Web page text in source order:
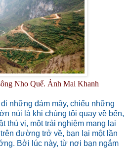
Nho Quế. Ảnh Mai Khanh
những đám mây, chiếu những
núi là khi chúng tôi quay về bến,
thú vị, một trải nghiệm mang lại
đường trở về, bạn lại một lần
Bởi lúc này, từ nơi bạn ngắm